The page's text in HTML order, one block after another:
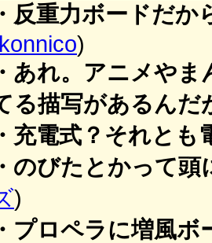
・反重力ボードだ
konnico)
・あれ。アニメや
る描写があるんだ
・充電式？それとも
・のびたとかって
)
・プロペラに増風